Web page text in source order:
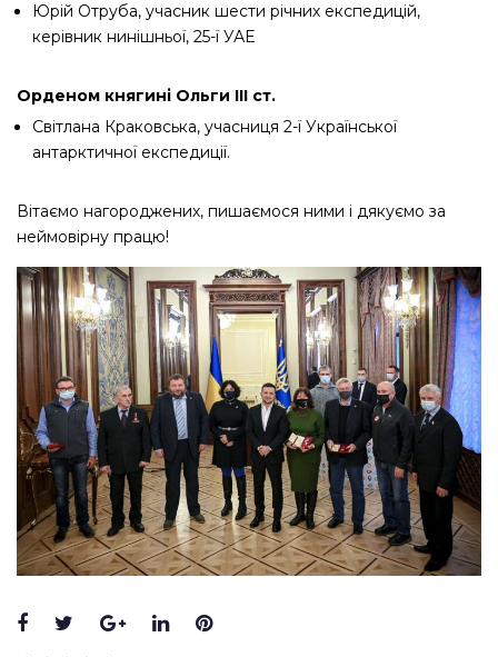
Юрій Отруба, учасник шести річних експедицій,
керівник нинішньої, 25-ї УАЕ
Орденом княгині Ольги ІІІ ст.
Світлана Краковська, учасниця 2-ї Української
антарктичної експедиції.
Вітаємо нагороджених, пишаємося ними і дякуємо за
неймовірну працю!
Facebook
TwitterGoogle+
LinkedInPinterest